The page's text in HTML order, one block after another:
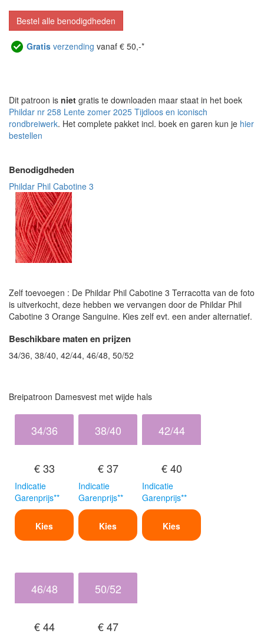
Bestel alle benodigdheden
Gratis verzending vanaf € 50,-*
Dit patroon is niet gratis te downloaden maar staat in het boek
Phildar nr 258 Lente zomer 2025 Tijdloos en iconisch
rondbreiwerk. Het complete pakket incl. boek en garen kun je hier
bestellen
Benodigdheden
Phildar Phil Cabotine 3
Zelf toevoegen : De Phildar Phil Cabotine 3 Terracotta van de foto
is uitverkocht, deze hebben we vervangen door de Phildar Phil
Cabotine 3 Orange Sanguine. Kies zelf evt. een ander alternatief.
Beschikbare maten en prijzen
34/36, 38/40, 42/44, 46/48, 50/52
Breipatroon Damesvest met wijde hals
34/36
€ 33
Indicatie
Garenprijs**
Kies
38/40
€ 37
Indicatie
Garenprijs**
Kies
42/44
€ 40
Indicatie
Garenprijs**
Kies
46/48
€ 44
50/52
€ 47